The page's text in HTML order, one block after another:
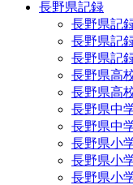
長野県記録
長野県記
長野県記
長野県記
長野県高
長野県高
長野県中
長野県中
長野県小
長野県小
長野県小